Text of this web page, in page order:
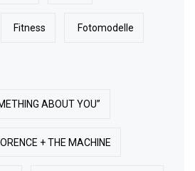
Fitness Fotomodelle
ABOUT YOU”
+ THE MACHINE